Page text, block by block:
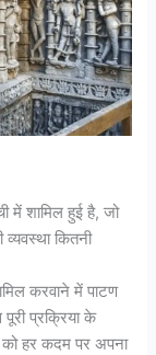
में शामिल हुई है, जो
कितनी
करवाने में पाटण
पूरी प्रक्रिया के
को हर कदम पर अपना